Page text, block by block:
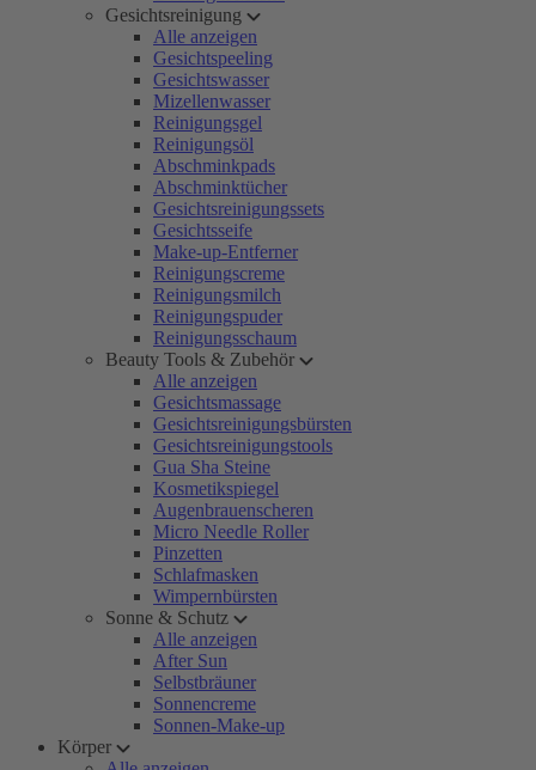
Gesichtsreinigung
Alle anzeigen
Gesichtspeeling
Gesichtswasser
Mizellenwasser
Reinigungsgel
Reinigungsöl
Abschminkpads
Abschminktücher
Gesichtsreinigungssets
Gesichtsseife
Make-up-Entferner
Reinigungscreme
Reinigungsmilch
Reinigungspuder
Reinigungsschaum
Beauty Tools & Zubehör
Alle anzeigen
Gesichtsmassage
Gesichtsreinigungsbürsten
Gesichtsreinigungstools
Gua Sha Steine
Kosmetikspiegel
Augenbrauenscheren
Micro Needle Roller
Pinzetten
Schlafmasken
Wimpernbürsten
Sonne & Schutz
Alle anzeigen
After Sun
Selbstbräuner
Sonnencreme
Sonnen-Make-up
Körper